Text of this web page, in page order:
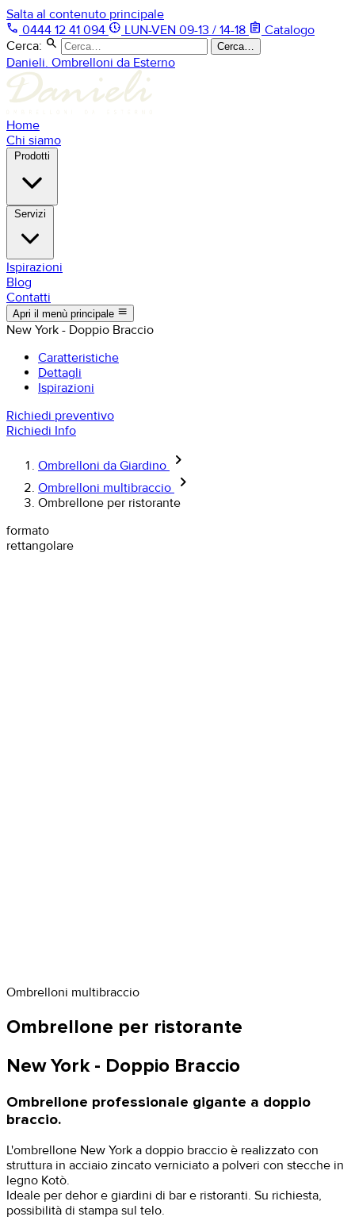
Salta al contenuto principale
phone 0444 12 41 094 nest_clock_farsight_analog LUN-VEN 09-13 / 14-18 assignment Catalogo
Cerca: search Cerca…
Danieli. Ombrelloni da Esterno
Home
Chi siamo
Prodotti
Servizi
Ispirazioni
Blog
Contatti
Apri il menù principale menu
New York - Doppio Braccio
Caratteristiche
Dettagli
Ispirazioni
Richiedi preventivo
Richiedi Info
Ombrelloni da Giardino keyboard_arrow_right
Ombrelloni multibraccio keyboard_arrow_right
Ombrellone per ristorante
formato
rettangolare
Ombrelloni multibraccio
Ombrellone per ristorante
New York - Doppio Braccio
Ombrellone professionale gigante a doppio
braccio.
L'ombrellone New York a doppio braccio è realizzato con
struttura in acciaio zincato verniciato a polveri con stecche in
legno Kotò.
Ideale per dehor e giardini di bar e ristoranti. Su richiesta,
possibilità di stampa sul telo.